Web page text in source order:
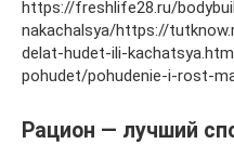
https://freshlife28.ru/
nakachalsya/https://
delat-hudet-ili-
pohudet/pohudenie-i-rost-
Рацион — лучший